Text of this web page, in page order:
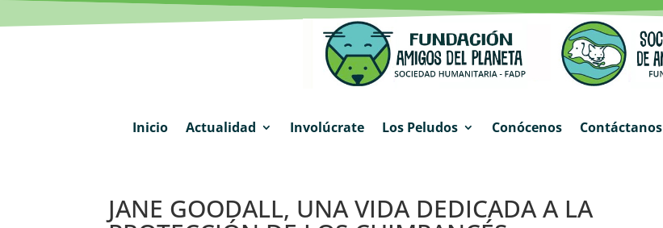
Inicio Actualidad Involúcrate Los Peludos Conócenos Contáctanos
JANE GOODALL, UNA VIDA DEDICADA A LA